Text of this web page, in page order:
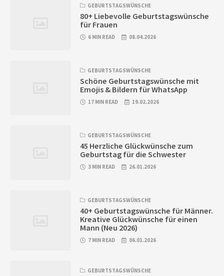
GEBURTSTAGSWÜNSCHE
80+ Liebevolle Geburtstagswünsche
für Frauen
6 MIN READ 08.04.2026
GEBURTSTAGSWÜNSCHE
Schöne Geburtstagswünsche mit
Emojis & Bildern für WhatsApp
17 MIN READ 19.02.2026
GEBURTSTAGSWÜNSCHE
45 Herzliche Glückwünsche zum
Geburtstag für die Schwester
3 MIN READ 26.01.2026
GEBURTSTAGSWÜNSCHE
40+ Geburtstagswünsche für Männer.
Kreative Glückwünsche für einen
Mann (Neu 2026)
7 MIN READ 06.01.2026
GEBURTSTAGSWÜNSCHE